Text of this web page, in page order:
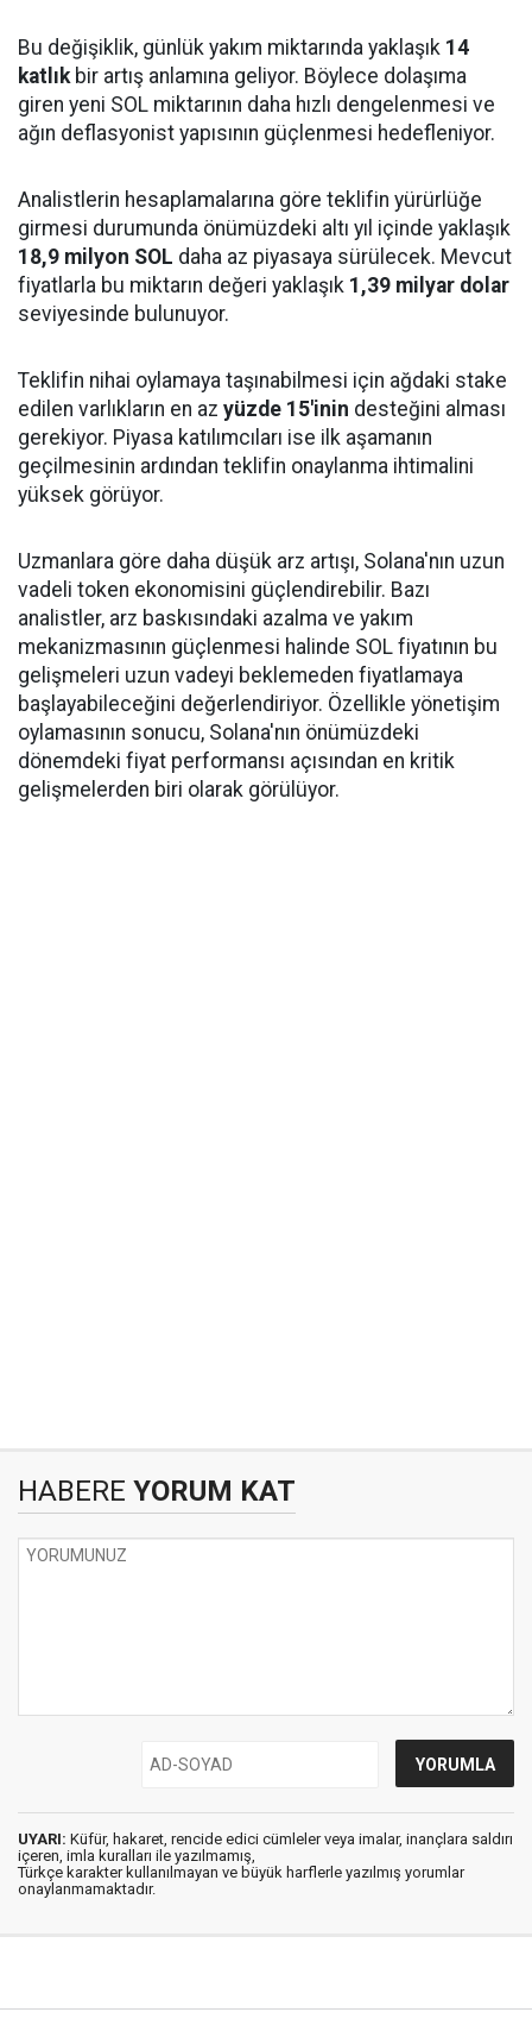
Bu değişiklik, günlük yakım miktarında yaklaşık 14
katlıkbir artış anlamına geliyor. Böylece dolaşıma
giren yeni SOL miktarının daha hızlı dengelenmesi ve
ağın deflasyonist yapısının güçlenmesi hedefleniyor.
Analistlerin hesaplamalarına göre teklifin yürürlüğe
girmesi durumunda önümüzdeki altı yıl içinde yaklaşık
18,9 milyon SOL daha az piyasaya sürülecek. Mevcut
fiyatlarla bu miktarın değeri yaklaşık 1,39 milyar dolar
seviyesinde bulunuyor.
Teklifin nihai oylamaya taşınabilmesi için ağdaki stake
edilen varlıkların en az yüzde 15'inin desteğini alması
gerekiyor. Piyasa katılımcıları ise ilk aşamanın
geçilmesinin ardından teklifin onaylanma ihtimalini
yüksek görüyor.
Uzmanlara göre daha düşük arz artışı, Solana'nın uzun
vadeli token ekonomisini güçlendirebilir. Bazı
analistler, arz baskısındaki azalma ve yakım
mekanizmasının güçlenmesi halinde SOL fiyatının bu
gelişmeleri uzun vadeyi beklemeden fiyatlamaya
başlayabileceğini değerlendiriyor. Özellikle yönetişim
oylamasının sonucu, Solana'nın önümüzdeki
dönemdeki fiyat performansı açısından en kritik
gelişmelerden biri olarak görülüyor.
HABERE YORUM KAT
UYARI: Küfür, hakaret, rencide edici cümleler veya imalar, inançlara saldırı
içeren, imla kuralları ile yazılmamış,
Türkçe karakter kullanılmayan ve büyük harflerle yazılmış yorumlar
onaylanmamaktadır.